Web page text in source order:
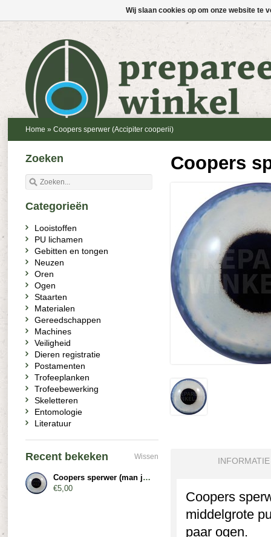
Home » Coopers sperwer (Accipiter cooperii)
Coopers
INFORMATIE
Coopers
middelgrote
paar ogen.
Zoeken
Categorieën
Looistoffen
PU lichamen
Gebitten en tongen
Neuzen
Oren
Ogen
Staarten
Materialen
Gereedschappen
Machines
Veiligheid
Dieren registratie
Postamenten
Trofeeplanken
Trofeebewerking
Skeletteren
Entomologie
Literatuur
Recent bekeken Wissen
Coopers sperwer (man juveniel)
€5,00
Wij slaan cookies op om onze website te